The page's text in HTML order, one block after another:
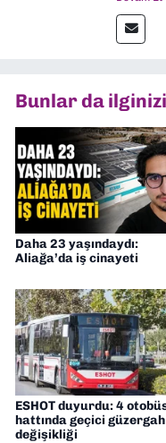
odaklı
Bunlar da
Daha 23 yaşındaydı:
Aliağa’da iş cinayeti
ESHOT duyurdu: 4
hattında geçici güzergah
değişikliği